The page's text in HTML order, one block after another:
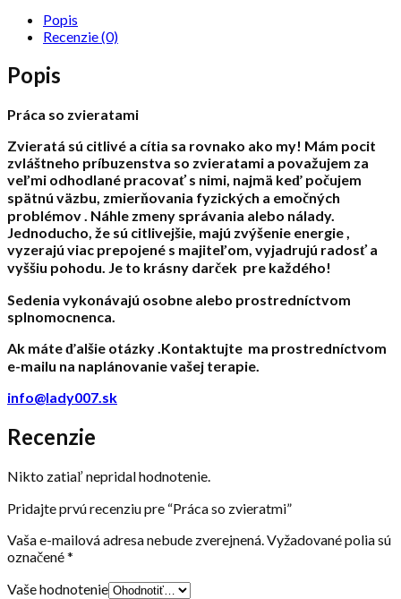
Popis
Recenzie (0)
Popis
Práca so zvieratami
Zvieratá sú citlivé a cítia sa rovnako ako my! Mám pocit
zvláštneho príbuzenstva so zvieratami a považujem za
veľmi odhodlané pracovať s nimi, najmä keď počujem
spätnú väzbu, zmierňovania fyzických a emočných
problémov . Náhle zmeny správania alebo nálady.
Jednoducho, že sú citlivejšie, majú zvýšenie energie ,
vyzerajú viac prepojené s majiteľom, vyjadrujú radosť a
vyššiu pohodu. Je to krásny darček pre každého!
Sedenia vykonávajú osobne alebo prostredníctvom
splnomocnenca.
Ak máte ďalšie otázky .Kontaktujte ma prostredníctvom
e-mailu na naplánovanie vašej terapie.
info@lady007.sk
Recenzie
Nikto zatiaľ nepridal hodnotenie.
Pridajte prvú recenziu pre “Práca so zvieratmi”
Vaša e-mailová adresa nebude zverejnená.Vyžadované polia sú
označené*
Vaše hodnotenie